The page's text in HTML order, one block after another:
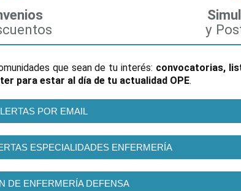
y
que sean de tu interés: convocatorias,
para estar al día de tu actualidad OPE.
POR EMAIL
ESPECIALIDADES ENFERMERÍA
DE ENFERMERÍA DEFENSA